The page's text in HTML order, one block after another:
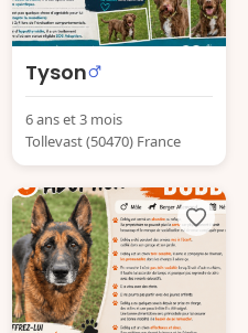
Tyson
6 ans et 3 mois
Tollevast (50470) France